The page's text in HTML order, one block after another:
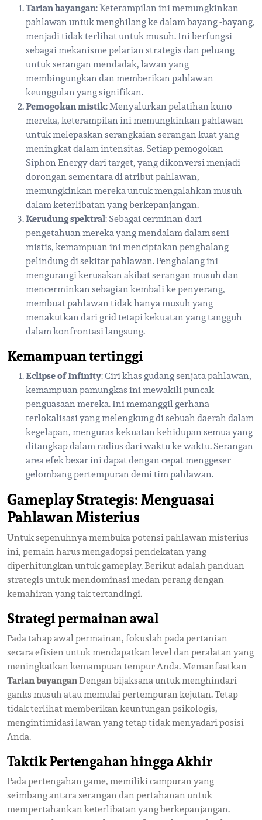
Tarian bayangan: Keterampilan ini memungkinkan
pahlawan untuk menghilang ke dalam bayang -bayang,
menjadi tidak terlihat untuk musuh. Ini berfungsi
sebagai mekanisme pelarian strategis dan peluang
untuk serangan mendadak, lawan yang
membingungkan dan memberikan pahlawan
keunggulan yang signifikan.
Pemogokan mistik: Menyalurkan pelatihan kuno
mereka, keterampilan ini memungkinkan pahlawan
untuk melepaskan serangkaian serangan kuat yang
meningkat dalam intensitas. Setiap pemogokan
Siphon Energy dari target, yang dikonversi menjadi
dorongan sementara di atribut pahlawan,
memungkinkan mereka untuk mengalahkan musuh
dalam keterlibatan yang berkepanjangan.
Kerudung spektral: Sebagai cerminan dari
pengetahuan mereka yang mendalam dalam seni
mistis, kemampuan ini menciptakan penghalang
pelindung di sekitar pahlawan. Penghalang ini
mengurangi kerusakan akibat serangan musuh dan
mencerminkan sebagian kembali ke penyerang,
membuat pahlawan tidak hanya musuh yang
menakutkan dari grid tetapi kekuatan yang tangguh
dalam konfrontasi langsung.
Kemampuan tertinggi
Eclipse of Infinity: Ciri khas gudang senjata pahlawan,
kemampuan pamungkas ini mewakili puncak
penguasaan mereka. Ini memanggil gerhana
terlokalisasi yang melengkung di sebuah daerah dalam
kegelapan, menguras kekuatan kehidupan semua yang
ditangkap dalam radius dari waktu ke waktu. Serangan
area efek besar ini dapat dengan cepat menggeser
gelombang pertempuran demi tim pahlawan.
Gameplay Strategis: Menguasai
Pahlawan Misterius
Untuk sepenuhnya membuka potensi pahlawan misterius
ini, pemain harus mengadopsi pendekatan yang
diperhitungkan untuk gameplay. Berikut adalah panduan
strategis untuk mendominasi medan perang dengan
kemahiran yang tak tertandingi.
Strategi permainan awal
Pada tahap awal permainan, fokuslah pada pertanian
secara efisien untuk mendapatkan level dan peralatan yang
meningkatkan kemampuan tempur Anda. Memanfaatkan
Tarian bayanganDengan bijaksana untuk menghindari
ganks musuh atau memulai pertempuran kejutan. Tetap
tidak terlihat memberikan keuntungan psikologis,
mengintimidasi lawan yang tetap tidak menyadari posisi
Anda.
Taktik Pertengahan hingga Akhir
Pada pertengahan game, memiliki campuran yang
seimbang antara serangan dan pertahanan untuk
mempertahankan keterlibatan yang berkepanjangan.